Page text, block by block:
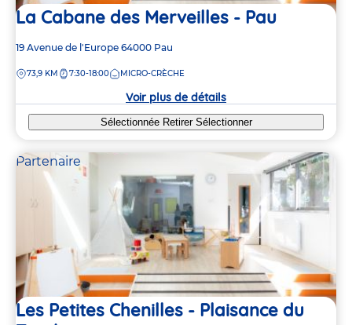
La Cabane des Merveilles - Pau
Adresse
la
19 Avenue de l'Europe 64000 Pau
DISTANCE
73,9 KM 7:30-18:00 MICRO-CRÈCHE
Voir plus de détails
Sélectionnée Retirer Sélectionner
Partenaire
Les Petites Chenilles - Plaisance du